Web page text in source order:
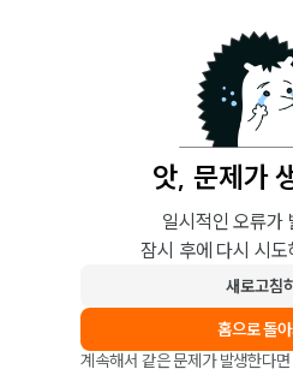
앗, 문제가
일시적인 오류가
잠시 후에 다시 시
새로고침
홈으로 돌
계속해서 같은 문제가 발생한다면